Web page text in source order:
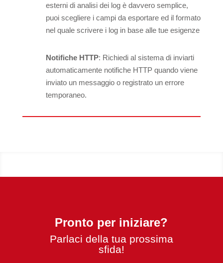
esterni di analisi dei log è davvero semplice,
puoi scegliere i campi da esportare ed il formato
nel quale scrivere i log in base alle tue esigenze
Notifiche HTTP: Richiedi al sistema di inviarti
automaticamente notifiche HTTP quando viene
inviato un messaggio o registrato un errore
temporaneo.
Pronto per iniziare?
Parlaci della tua prossima
sfida!